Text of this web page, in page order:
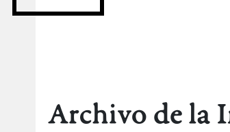
Archivo de la